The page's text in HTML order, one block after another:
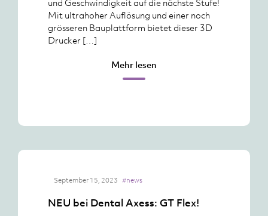
und Geschwindigkeit auf die nächste Stufe!
Mit ultrahoher Auflösung und einer noch
grösseren Bauplattform bietet dieser 3D
Drucker […]
Mehr lesen
September 15, 2023 #news
NEU bei Dental Axess: GT Flex!